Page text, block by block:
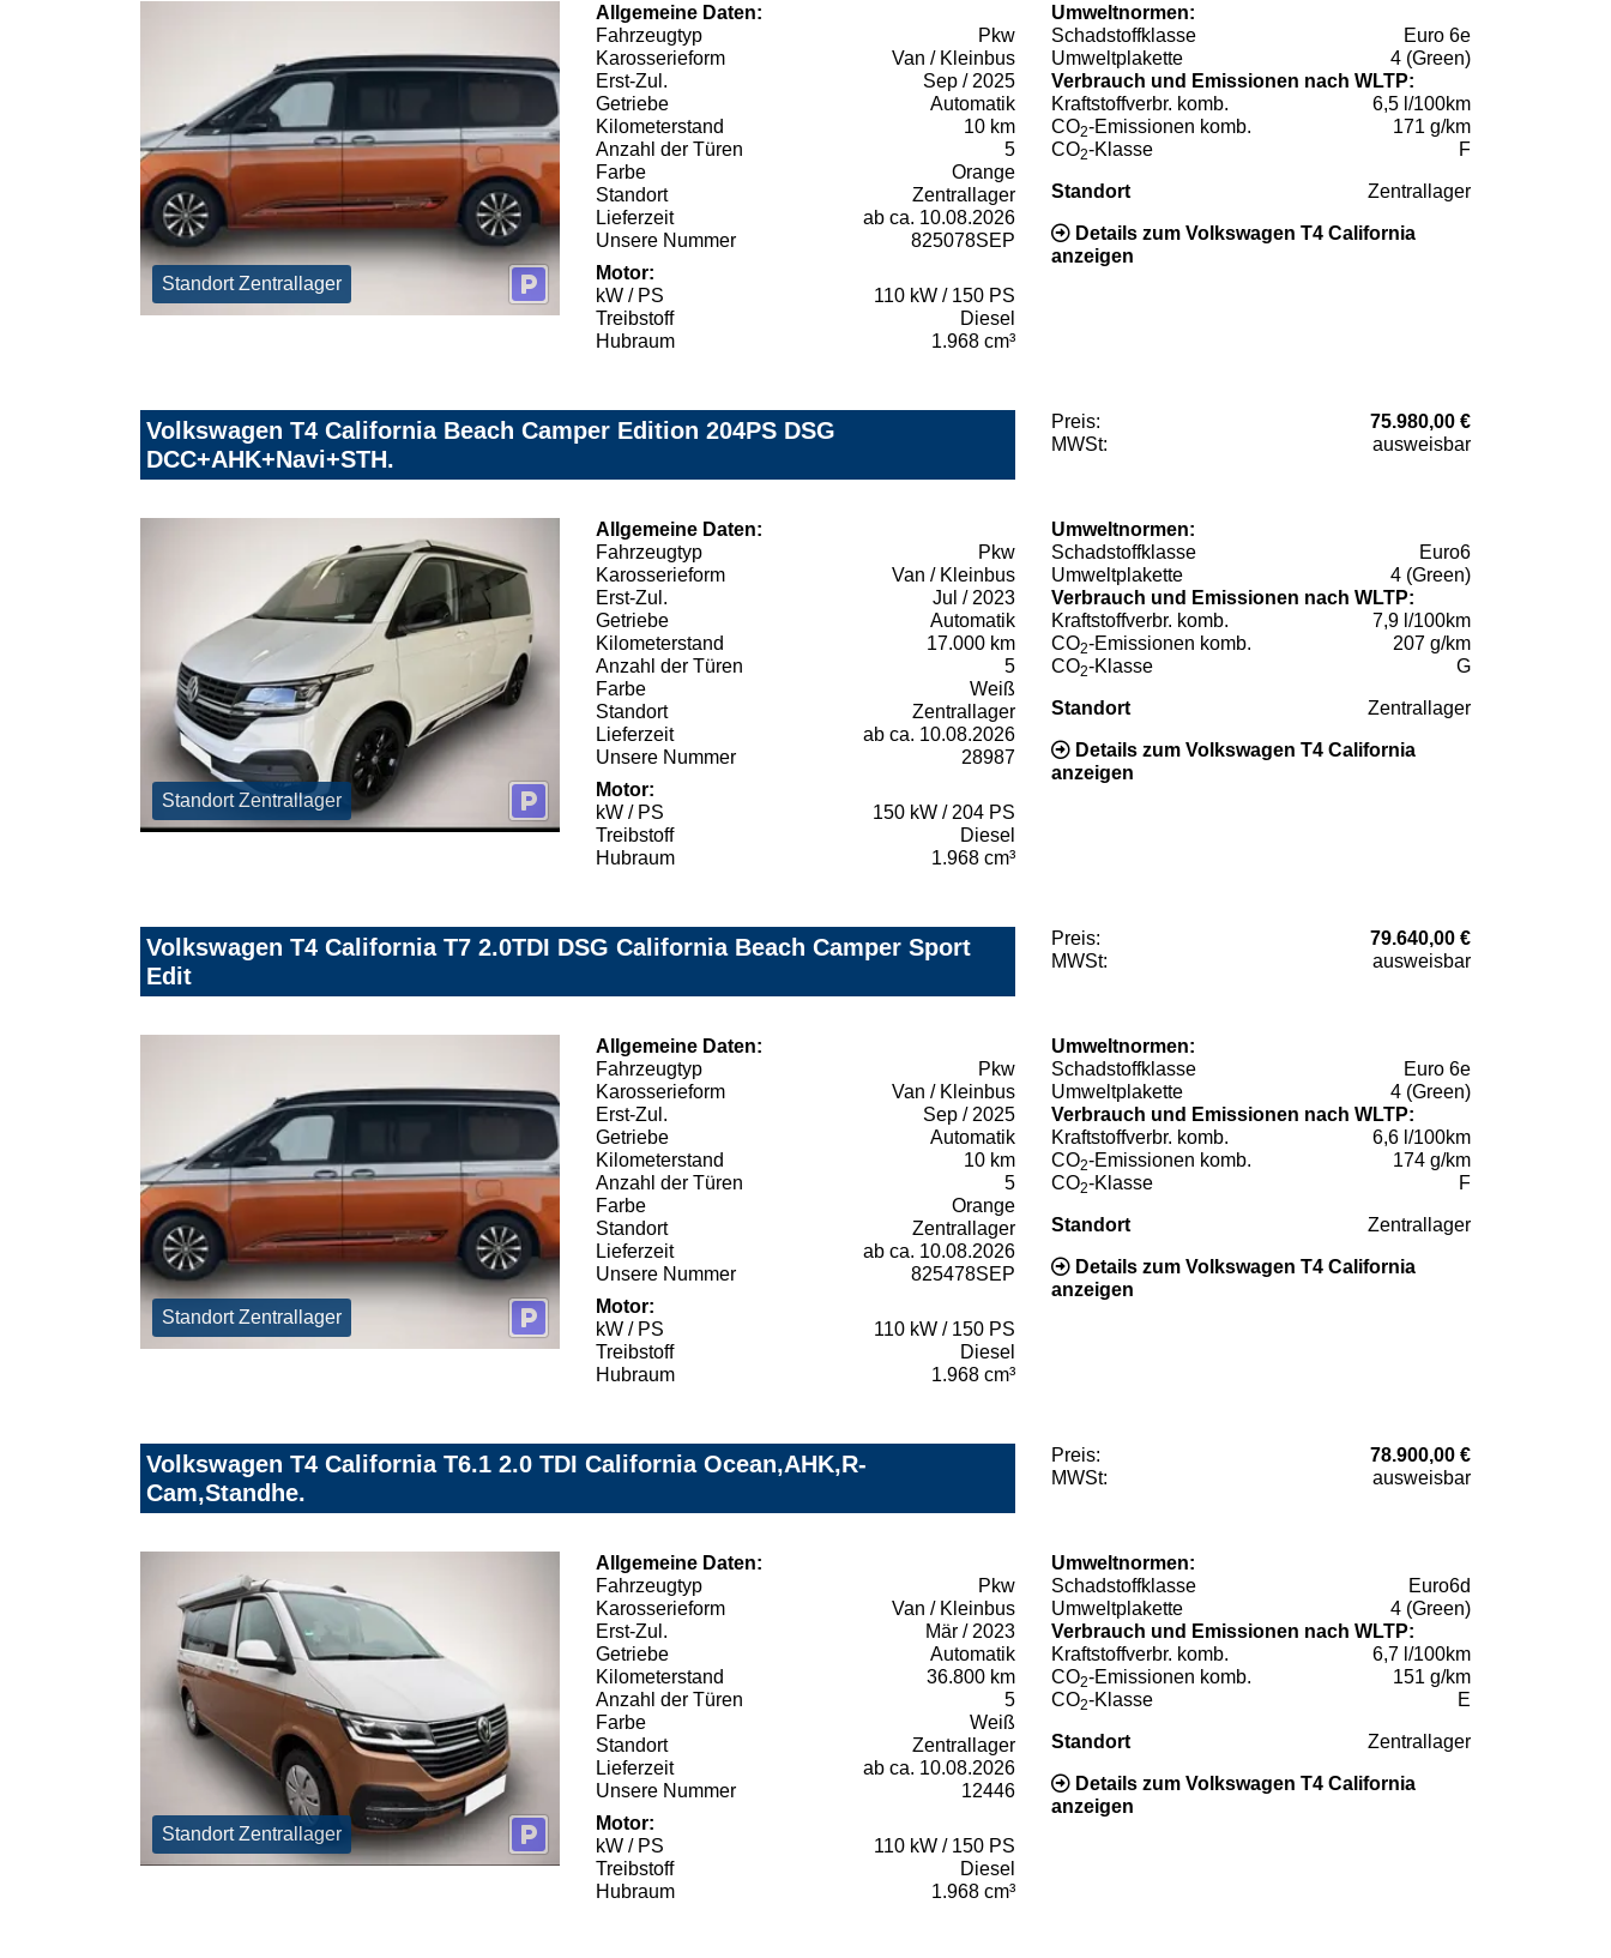
Standort Zentrallager
Allgemeine Daten:
Fahrzeugtyp
Pkw
Karosserieform
Van / Kleinbus
Erst-Zul.
Sep / 2025
Getriebe
Automatik
Kilometerstand
10 km
Anzahl der Türen
5
Farbe
Orange
Standort
Zentrallager
Lieferzeit
ab ca. 10.08.2026
Unsere Nummer
825078SEP
Motor:
kW / PS
110 kW / 150 PS
Treibstoff
Diesel
Hubraum
1.968 cm³
Umweltnormen:
Schadstoffklasse
Euro 6e
Umweltplakette
4 (Green)
Verbrauch und Emissionen nach WLTP:
Kraftstoffverbr. komb.
6,5 l/100km
CO2-Emissionen komb.
171 g/km
CO2-Klasse F
Standort Zentrallager
Details zum Volkswagen T4 California
anzeigen
Volkswagen T4 California Beach Camper Edition 204PS DSG
DCC+AHK+Navi+STH.
Preis:
75.980,00 €
MWSt:
ausweisbar
Standort Zentrallager
Allgemeine Daten:
Fahrzeugtyp
Pkw
Karosserieform
Van / Kleinbus
Erst-Zul.
Jul / 2023
Getriebe
Automatik
Kilometerstand
17.000 km
Anzahl der Türen
5
Farbe
Weiß
Standort
Zentrallager
Lieferzeit
ab ca. 10.08.2026
Unsere Nummer
28987
Motor:
kW / PS
150 kW / 204 PS
Treibstoff
Diesel
Hubraum
1.968 cm³
Umweltnormen:
Schadstoffklasse
Euro6
Umweltplakette
4 (Green)
Verbrauch und Emissionen nach WLTP:
Kraftstoffverbr. komb.
7,9 l/100km
CO2-Emissionen komb.
207 g/km
CO2-Klasse G
Standort Zentrallager
Details zum Volkswagen T4 California
anzeigen
Volkswagen T4 California T7 2.0TDI DSG California Beach Camper Sport
Edit
Preis:
79.640,00 €
MWSt:
ausweisbar
Standort Zentrallager
Allgemeine Daten:
Fahrzeugtyp
Pkw
Karosserieform
Van / Kleinbus
Erst-Zul.
Sep / 2025
Getriebe
Automatik
Kilometerstand
10 km
Anzahl der Türen
5
Farbe
Orange
Standort
Zentrallager
Lieferzeit
ab ca. 10.08.2026
Unsere Nummer
825478SEP
Motor:
kW / PS
110 kW / 150 PS
Treibstoff
Diesel
Hubraum
1.968 cm³
Umweltnormen:
Schadstoffklasse
Euro 6e
Umweltplakette
4 (Green)
Verbrauch und Emissionen nach WLTP:
Kraftstoffverbr. komb.
6,6 l/100km
CO2-Emissionen komb.
174 g/km
CO2-Klasse F
Standort Zentrallager
Details zum Volkswagen T4 California
anzeigen
Volkswagen T4 California T6.1 2.0 TDI California Ocean,AHK,R-
Cam,Standhe.
Preis:
78.900,00 €
MWSt:
ausweisbar
Standort Zentrallager
Allgemeine Daten:
Fahrzeugtyp
Pkw
Karosserieform
Van / Kleinbus
Erst-Zul.
Mär / 2023
Getriebe
Automatik
Kilometerstand
36.800 km
Anzahl der Türen
5
Farbe
Weiß
Standort
Zentrallager
Lieferzeit
ab ca. 10.08.2026
Unsere Nummer
12446
Motor:
kW / PS
110 kW / 150 PS
Treibstoff
Diesel
Hubraum
1.968 cm³
Umweltnormen:
Schadstoffklasse
Euro6d
Umweltplakette
4 (Green)
Verbrauch und Emissionen nach WLTP:
Kraftstoffverbr. komb.
6,7 l/100km
CO2-Emissionen komb.
151 g/km
CO2-Klasse E
Standort Zentrallager
Details zum Volkswagen T4 California
anzeigen